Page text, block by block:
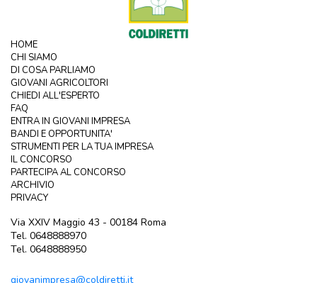
HOME
CHI SIAMO
DI COSA PARLIAMO
GIOVANI AGRICOLTORI
CHIEDI ALL'ESPERTO
FAQ
ENTRA IN GIOVANI IMPRESA
BANDI E OPPORTUNITA'
STRUMENTI PER LA TUA IMPRESA
IL CONCORSO
PARTECIPA AL CONCORSO
ARCHIVIO
PRIVACY
Via XXIV Maggio 43 - 00184 Roma
Tel. 0648888970
Tel. 0648888950
giovanimpresa@coldiretti.it